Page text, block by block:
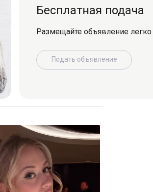
Бесплатная подача
Размещайте объявление легко и
Подать объявление